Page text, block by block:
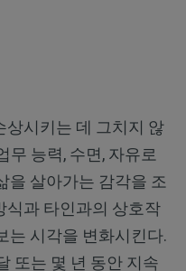
상시키는 데 그치지 않
무 능력, 수면, 자유로
을 살아가는 감각을 조
식과 타인과의 상호작
는 시각을 변화시킨다.
또는 몇 년 동안 지속